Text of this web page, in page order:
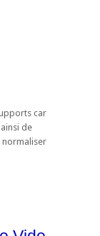
car
de
normaliser